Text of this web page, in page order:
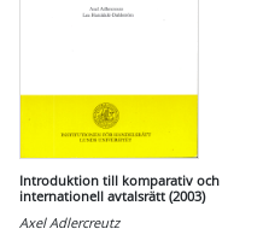
Introduktion till komparativ och
internationell avtalsrätt (2003)
Axel Adlercreutz